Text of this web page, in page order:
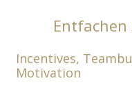
Entfachen
Incentives,
Motivation